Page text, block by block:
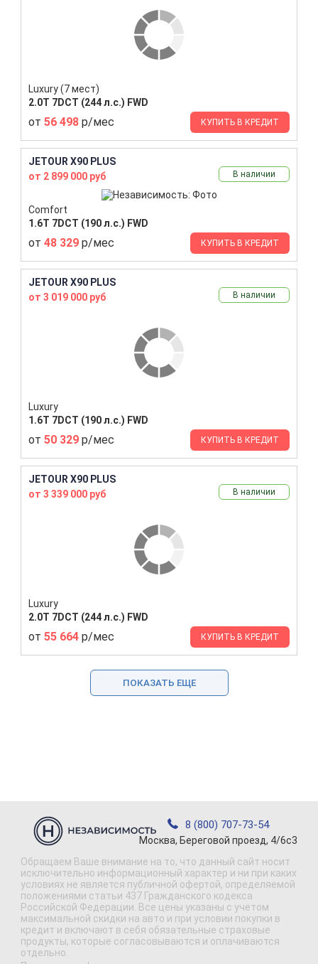
Luxury (7 мест)
2.0T 7DCT (244 л.с.) FWD
от 56 498 р/мес КУПИТЬ В КРЕДИТ
JETOUR X90 PLUS
от 2 899 000 руб
В наличии
Comfort
1.6T 7DCT (190 л.с.) FWD
от 48 329 р/мес КУПИТЬ В КРЕДИТ
JETOUR X90 PLUS
от 3 019 000 руб
В наличии
Luxury
1.6T 7DCT (190 л.с.) FWD
от 50 329 р/мес КУПИТЬ В КРЕДИТ
JETOUR X90 PLUS
от 3 339 000 руб
В наличии
Luxury
2.0T 7DCT (244 л.с.) FWD
от 55 664 р/мес КУПИТЬ В КРЕДИТ
ПОКАЗАТЬ ЕЩЕ
8 (800) 707-73-54
Москва, Береговой проезд, 4/6с3
Обращаем Ваше внимание на то, что данный сайт носит
исключительно информационный характер и ни при каких
условиях не является публичной офертой, определяемой
положениями статьи 437 Гражданского кодекса
Российской Федерации. Все цены указаны с учетом
максимальной скидки на авто и при условии покупки в
кредит и включают в себя обязательные страховые
продукты, которые согласовываются и оплачиваются
отдельно.